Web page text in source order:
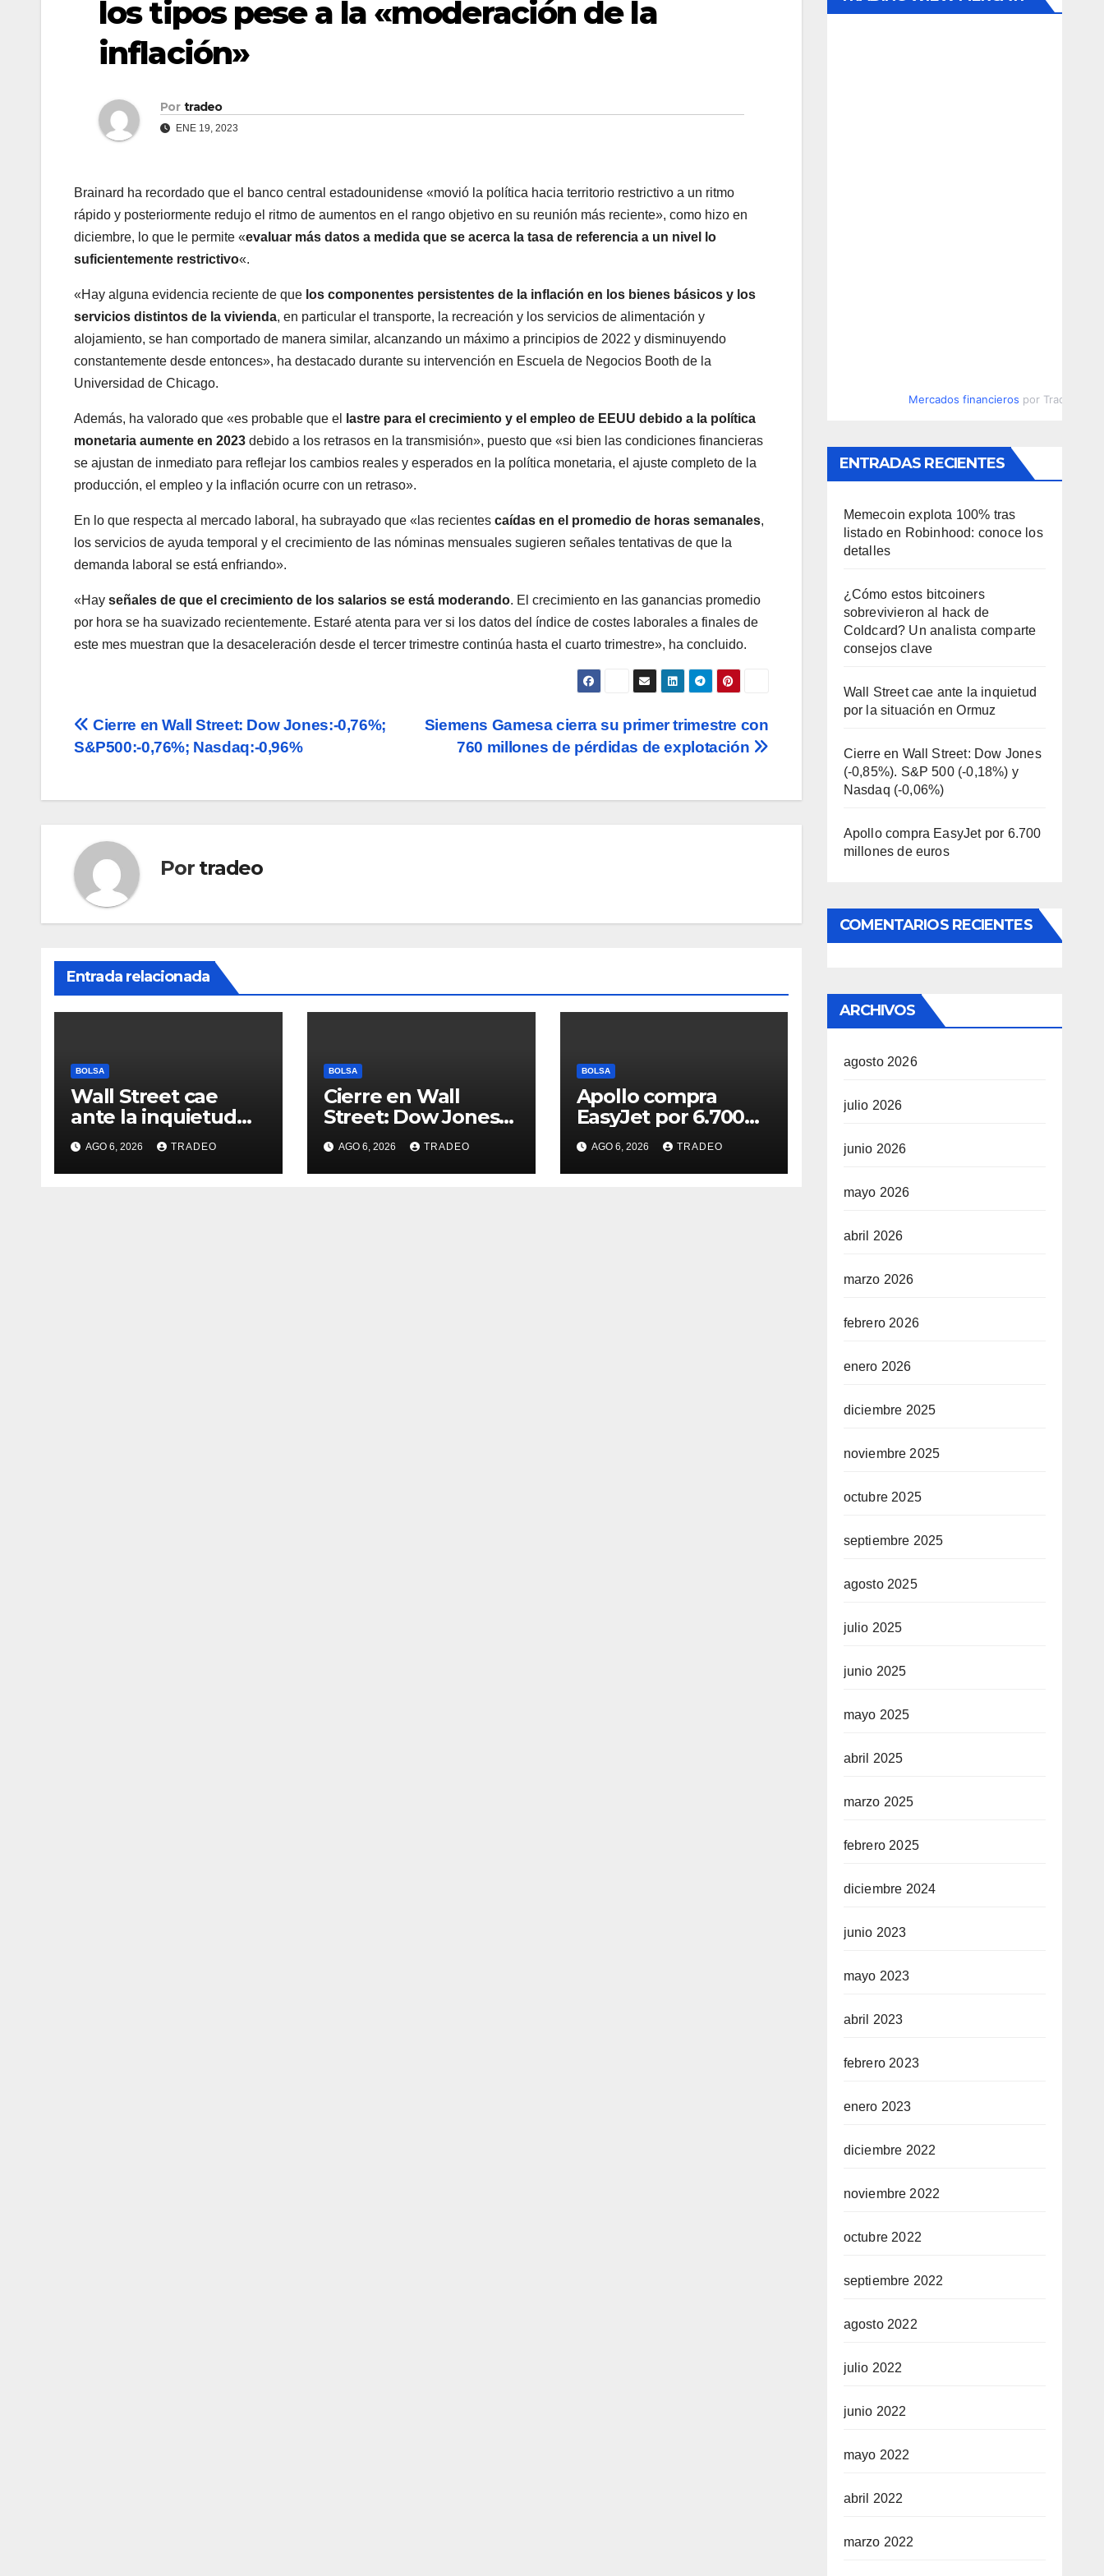
los tipos pese a la «moderación de la
inflación»
Por tradeo
ENE 19, 2023
Brainard ha recordado que el banco central estadounidense «movió la política hacia territorio restrictivo a un ritmo
rápido y posteriormente redujo el ritmo de aumentos en el rango objetivo en su reunión más reciente», como hizo en
diciembre, lo que le permite «evaluar más datos a medida que se acerca la tasa de referencia a un nivel lo
suficientemente restrictivo«.
«Hay alguna evidencia reciente de que los componentes persistentes de la inflación en los bienes básicos y los
servicios distintos de la vivienda, en particular el transporte, la recreación y los servicios de alimentación y
alojamiento, se han comportado de manera similar, alcanzando un máximo a principios de 2022 y disminuyendo
constantemente desde entonces», ha destacado durante su intervención en Escuela de Negocios Booth de la
Universidad de Chicago.
Además, ha valorado que «es probable que el
lastre para el crecimiento y el empleo de EEUU debido a la política
monetaria aumente en 2023 debido a los retrasos en la transmisión», puesto que «si bien las condiciones financieras
se ajustan de inmediato para reflejar los cambios reales y esperados en la política monetaria, el ajuste completo de la
producción, el empleo y la inflación ocurre con un retraso».
En lo que respecta al mercado laboral, ha subrayado que «las recientes caídas en el promedio de horas semanales,
los servicios de ayuda temporal y el crecimiento de las nóminas mensuales sugieren señales tentativas de que la
demanda laboral se está enfriando».
«Hay señales de que el crecimiento de los salarios se está moderando. El crecimiento en las ganancias promedio
por hora se ha suavizado recientemente. Estaré atenta para ver si los datos del índice de costes laborales a finales de
este mes muestran que la desaceleración desde el tercer trimestre continúa hasta el cuarto trimestre», ha concluido.
Navegación
entradas
Siemens Gamesa cierra su primer trimestre con
760 millones de pérdidas de explotación
Cierre en Wall Street: Dow Jones:-0,76%;
S&P500:-0,76%; Nasdaq:-0,96%
Por tradeo
Entrada relacionada
BOLSA
Wall Street cae
ante la inquietud
por la situación en
Ormuz
AGO 6, 2026 TRADEO
BOLSA
Cierre en Wall
Street: Dow Jones
(-0,85%). S&P 500
(-0,18%) y Nasdaq
(-0,06%)
AGO 6, 2026 TRADEO
BOLSA
Apollo compra
EasyJet por 6.700
millones de euros
AGO 6, 2026 TRADEO
Mercados financieros por
ENTRADAS RECIENTES
Memecoin explota 100% tras
listado en Robinhood: conoce los
detalles
¿Cómo estos bitcoiners
sobrevivieron al hack de
Coldcard? Un analista comparte
consejos clave
Wall Street cae ante la inquietud
por la situación en Ormuz
Cierre en Wall Street: Dow Jones
(-0,85%). S&P 500 (-0,18%) y
Nasdaq (-0,06%)
Apollo compra EasyJet por 6.700
millones de euros
COMENTARIOS RECIENTES
ARCHIVOS
agosto 2026
julio 2026
junio 2026
mayo 2026
abril 2026
marzo 2026
febrero 2026
enero 2026
diciembre 2025
noviembre 2025
octubre 2025
septiembre 2025
agosto 2025
julio 2025
junio 2025
mayo 2025
abril 2025
marzo 2025
febrero 2025
diciembre 2024
junio 2023
mayo 2023
abril 2023
febrero 2023
enero 2023
diciembre 2022
noviembre 2022
octubre 2022
septiembre 2022
agosto 2022
julio 2022
junio 2022
mayo 2022
abril 2022
marzo 2022